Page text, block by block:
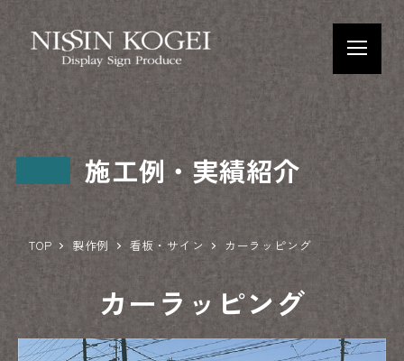
施工例・実績紹介
TOP 製作例 看板・サイン カーラッピング
カーラッピング